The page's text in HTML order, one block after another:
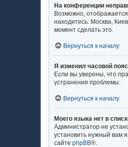
На конференции
Возможно, отображается
находитесь: Москва,
момент сделать это.
Вернуться к началу
Я изменил часовой
Если вы уверены, что
устранения проблемы.
Вернуться к началу
Моего языка нет в
Администратор не
установить нужный вам
сайте phpBB®.